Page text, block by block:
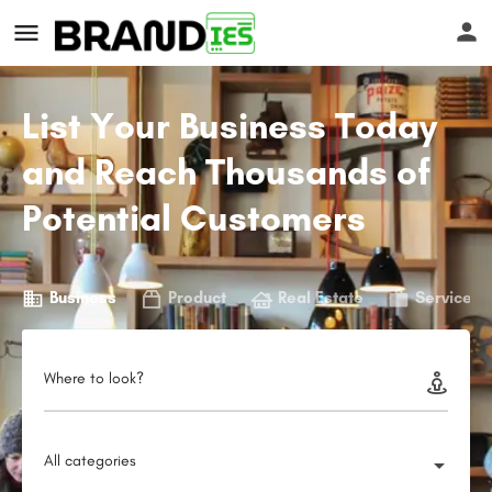
List Your Business Today
and Reach Thousands of
Potential Customers
Business Product Real Estate Service
Where to look?
All categories